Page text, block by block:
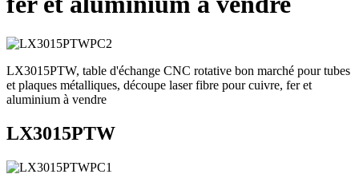
LX3015PTW, table d'échange CNC rotative bon marché pour tubes
et plaques métalliques, découpe laser fibre pour cuivre, fer et
aluminium à vendre
LX3015PTW